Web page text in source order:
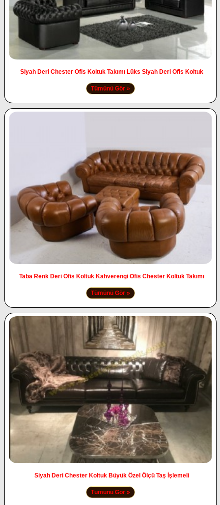
Siyah Deri Chester Ofis Koltuk Takımı Lüks Siyah Deri Ofis Koltuk
Tümünü Gör »
Taba Renk Deri Ofis Koltuk Kahverengi Ofis Chester Koltuk Takımı
Tümünü Gör »
Siyah Deri Chester Koltuk Büyük Özel Ölçü Taş İşlemeli
Tümünü Gör »